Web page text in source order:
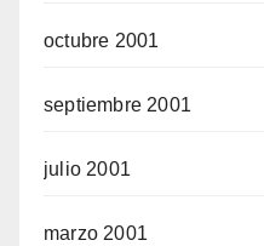
octubre 2001
septiembre 2001
julio 2001
marzo 2001